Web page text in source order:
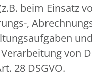
beim Einsatz
,
von
28 DSGVO.